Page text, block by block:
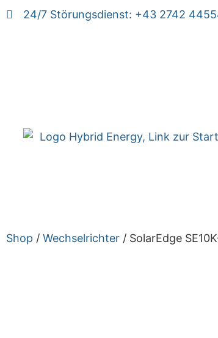
24/7 Störungsdienst: +43 2742
Shop / Wechselrichter / SolarEdge